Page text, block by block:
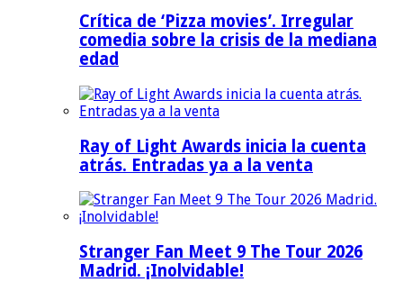
Crítica de ‘Pizza movies’. Irregular
comedia sobre la crisis de la mediana
edad
Ray of Light Awards inicia la cuenta
atrás. Entradas ya a la venta
Stranger Fan Meet 9 The Tour 2026
Madrid. ¡Inolvidable!